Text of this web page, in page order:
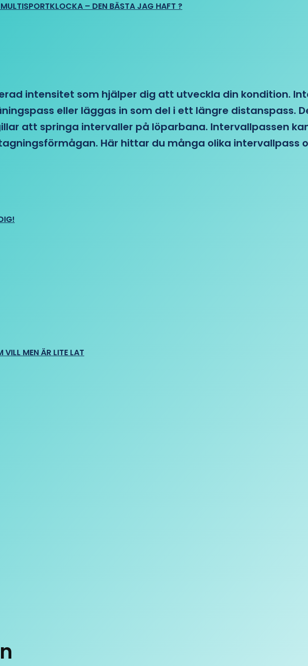
– DEN BÄSTA JAG HAFT ?
intensitet som hjälper dig att utveckla din kondition.
eller läggas in som del i ett längre distanspass.
att springa intervaller på löparbana. Intervallpassen
Här hittar du många olika intervallpass
VILL MEN ÄR LITE LAT